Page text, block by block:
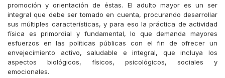
promoción y orientación de éstas. El adulto mayor es un ser
integral que debe ser tomado en cuenta, procurando desarrollar
sus múltiples características, y para eso la práctica de actividad
física es primordial y fundamental, lo que demanda mayores
esfuerzos en las políticas públicas con el fin de ofrecer un
envejecimiento activo, saludable e integral, que incluya los
aspectos biológicos, físicos, psicológicos, sociales y
emocionales.